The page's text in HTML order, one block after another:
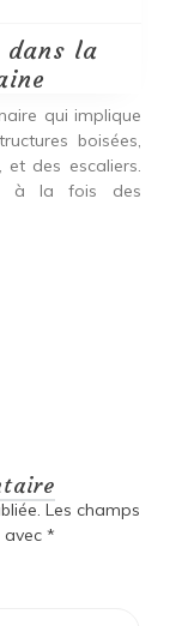
dans la
qui implique
boisées,
des escaliers.
à la fois des
Les champs
*